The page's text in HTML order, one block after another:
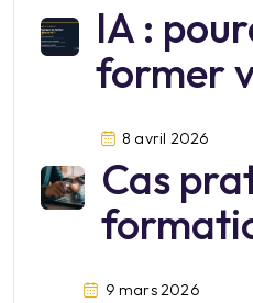
IA :
former
sur
8 avril 2026
Cas
9 mars 2026